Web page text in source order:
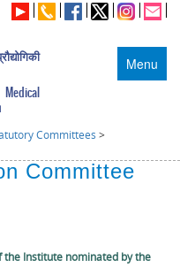
Menu
Committees >
Committee
Institute nominated by the